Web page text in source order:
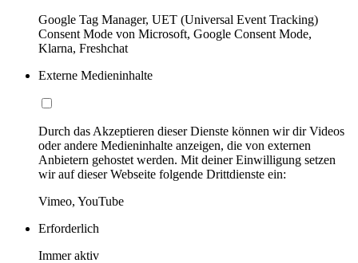
Google Tag Manager, UET (Universal Event Tracking)
Consent Mode von Microsoft, Google Consent Mode,
Klarna, Freshchat
Externe Medieninhalte
Durch das Akzeptieren dieser Dienste können wir dir Videos
oder andere Medieninhalte anzeigen, die von externen
Anbietern gehostet werden. Mit deiner Einwilligung setzen
wir auf dieser Webseite folgende Drittdienste ein:
Vimeo, YouTube
Erforderlich
Immer aktiv